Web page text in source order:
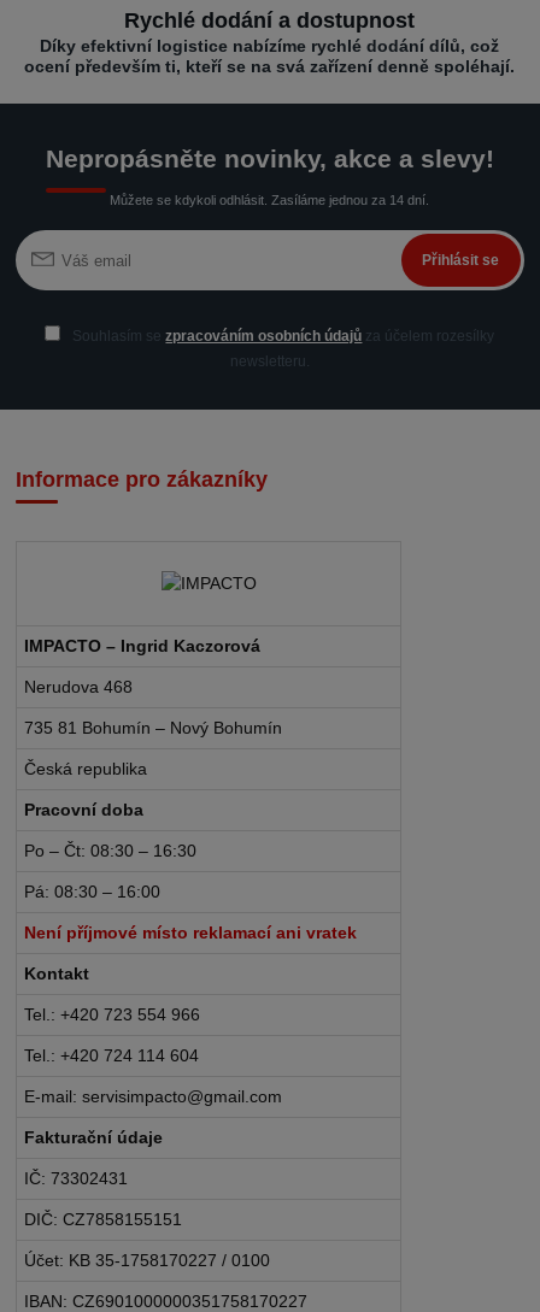
Rychlé dodání a dostupnost
Díky efektivní logistice nabízíme rychlé dodání dílů, což
ocení především ti, kteří se na svá zařízení denně spoléhají.
Nepropásněte novinky, akce a slevy!
Můžete se kdykoli odhlásit. Zasíláme jednou za 14 dní.
Přihlásit se
Souhlasím sezpracováním osobních údajů za účelem rozesílky
newsletteru.
Informace pro zákazníky
IMPACTO – Ingrid Kaczorová
Nerudova 468
735 81 Bohumín – Nový Bohumín
Česká republika
Pracovní doba
Po – Čt: 08:30 – 16:30
Pá: 08:30 – 16:00
Není příjmové místo reklamací ani vratek
Kontakt
Tel.: +420 723 554 966
Tel.: +420 724 114 604
E-mail: servisimpacto@gmail.com
Fakturační údaje
IČ: 73302431
DIČ: CZ7858155151
Účet: KB 35-1758170227 / 0100
IBAN: CZ6901000000351758170227